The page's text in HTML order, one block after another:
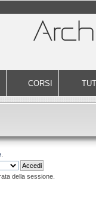
CORSI
.
della sessione.